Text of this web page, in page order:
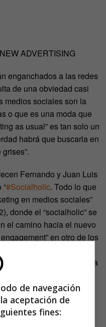
ADVERTISING
enganchados a las redes
de una obviedad casi
medios sociales son la
o que es una moda que
as usual” es tan solo un
habrá que buscarla en
Fernando y Juan Luis
#Socialholic. Todo lo que
en medios sociales”
donde el “socialholic” se
el camino hacia el nuevo
en otro de los
tradicional hacia
cuenta por todos los
cuenta y tu opinión me
de navegación
aceptación de
fines: